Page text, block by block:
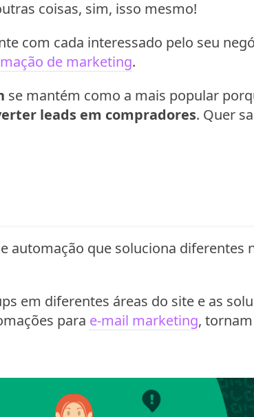
coisas, sim, isso mesmo!
com cada interessado pelo seu
de marketing.
se mantém como a mais popular
leads em compradores. Quer
automação que soluciona diferentes
em diferentes áreas do site e as
para e-mail marketing,